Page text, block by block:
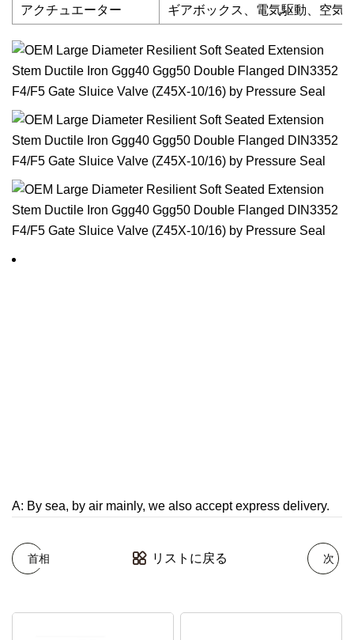
アクチュエーター ギアボックス、電気駆動、空気
A: By sea, by air mainly, we also accept express delivery.
首相 リストに戻る 次